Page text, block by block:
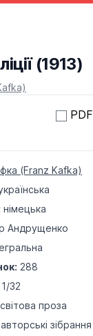
(1913)
PDF
(Franz Kafka)
німецька
Андрущенко
288
32
проза
зібрання